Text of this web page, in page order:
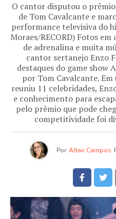
O cantor disputou o
de Tom Cavalcante e
performance televisiva do
Moraes/RECORD) Fotos
de adrenalina e muita
cantor sertanejo Enzo
destaques do game show
por Tom Cavalcante.
reuniu 11 celebridades,
e conhecimento para
pelo prêmio que pode
competitividade foi
Por Altair Campos